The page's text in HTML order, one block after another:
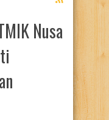
Nusa